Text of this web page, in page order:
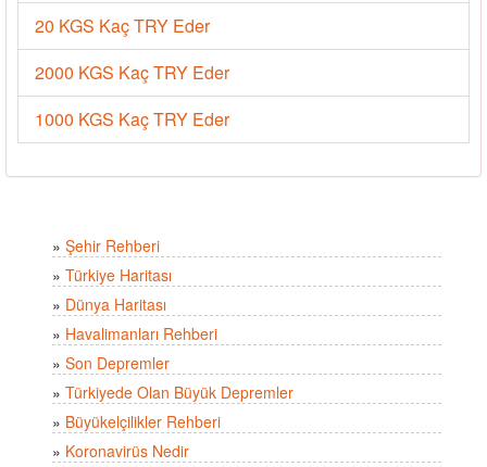
20 KGS Kaç TRY Eder
2000 KGS Kaç TRY Eder
1000 KGS Kaç TRY Eder
» Şehir Rehberi
» Türkiye Haritası
» Dünya Haritası
» Havalimanları Rehberi
» Son Depremler
» Türkiyede Olan Büyük Depremler
» Büyükelçilikler Rehberi
» Koronavirüs Nedir